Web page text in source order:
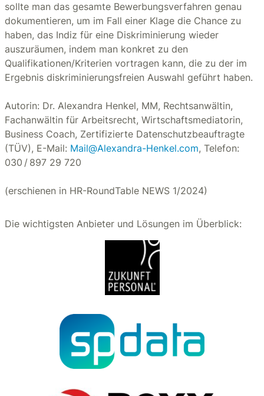
sollte man das gesamte Bewerbungsverfahren genau
dokumentieren, um im Fall einer Klage die Chance zu
haben, das Indiz für eine Diskriminierung wieder
auszuräumen, indem man konkret zu den
Qualifikationen/Kriterien vortragen kann, die zu der im
Ergebnis diskriminierungsfreien Auswahl geführt haben.
Autorin: Dr. Alexandra Henkel, MM, Rechtsanwältin,
Fachanwältin für Arbeitsrecht, Wirtschaftsmediatorin,
Business Coach, Zertifizierte Datenschutzbeauftragte
(TÜV), E-Mail: Mail@Alexandra-Henkel.com, Telefon:
030 / 897 29 720
(erschienen in HR-RoundTable NEWS 1/2024)
Die wichtigsten Anbieter und Lösungen im Überblick: